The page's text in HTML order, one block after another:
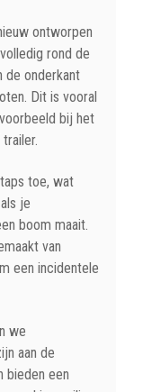
ontworpen
rond de
de onderkant
Dit is vooral
bij het
toe, wat
je
boom maait.
van
een incidentele
we
aan de
bieden een